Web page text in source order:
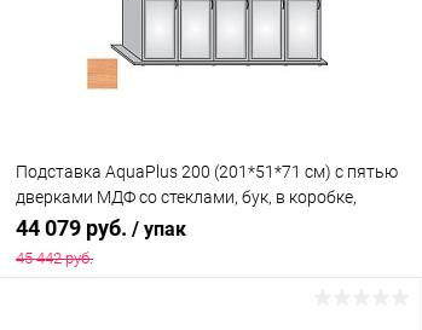
Под заказ
Подставка AquaPlus 200 (201*51*71 см) с пятью
дверками МДФ со стеклами, бук, в коробке,
подходит для модели аквариума LUX П700
44 079 руб. / упак
45 442 руб.